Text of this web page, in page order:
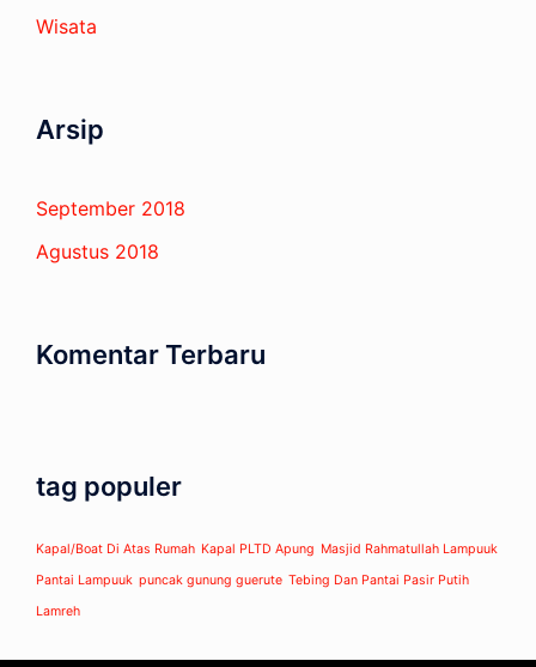
Wisata
Arsip
September 2018
Agustus 2018
Komentar Terbaru
tag populer
Kapal/Boat Di Atas Rumah Kapal PLTD Apung Masjid Rahmatullah Lampuuk
Pantai Lampuuk puncak gunung guerute Tebing Dan Pantai Pasir Putih
Lamreh